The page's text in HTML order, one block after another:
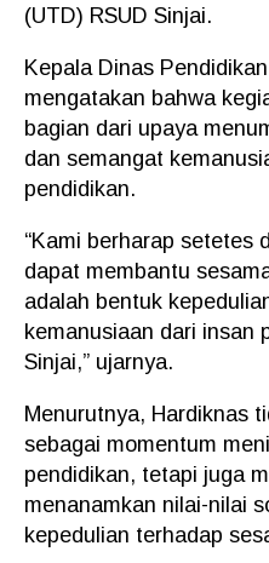
(UTD) RSUD Sinjai.
Kepala Dinas
mengatakan bahwa
bagian dari upaya
dan semangat
pendidikan.
“Kami berharap setetes
dapat membantu
adalah bentuk
kemanusiaan dari insan
Sinjai,” ujarnya.
Menurutnya, Hardiknas
sebagai momentum
pendidikan, tetapi juga
menanamkan nilai-nilai
kepedulian terhadap